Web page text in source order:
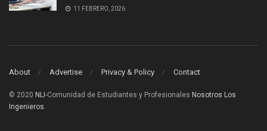
11 FEBRERO, 2026
About Advertise Privacy & Policy Contact
© 2020 NLI -Comunidad de Estudiantes y Profesionales Nosotros Los
Ingenieros.